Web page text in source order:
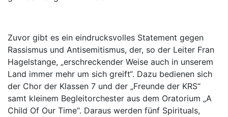
Zuvor gibt es ein eindrucksvolles Statement gegen
Rassismus und Antisemitismus, der, so der Leiter Fran
Hagelstange, „erschreckender Weise auch in unserem
Land immer mehr um sich greift“. Dazu bedienen sich
der Chor der Klassen 7 und der „Freunde der KRS“
samt kleinem Begleitorchester aus dem Oratorium „A
Child Of Our Time“. Daraus werden fünf Spirituals,